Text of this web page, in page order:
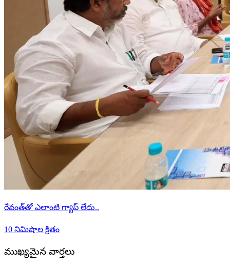
రేవంత్‌తో ఎలాంటి గ్యాప్ లేదు..
10 నిమిషాల క్రితం
ముఖ్యమైన వార్తలు